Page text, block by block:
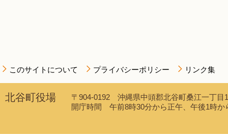
このサイトについて プライバシーポリシー リンク集
北谷町役場
〒904-0192 沖縄県中頭郡北谷町桑江一丁
開庁時間 午前8時30分から正午、午後1時か